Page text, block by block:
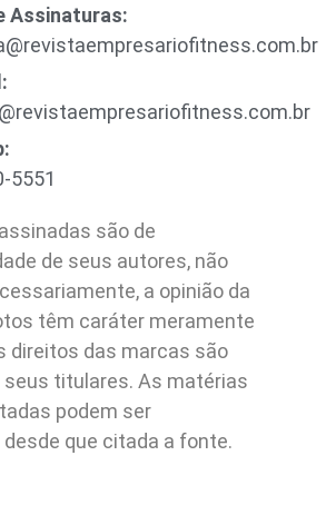
Assinaturas:
5551
são de
de seus autores, não
a opinião da
têm caráter meramente
direitos das marcas são
seus titulares. As matérias
podem ser
que citada a fonte.